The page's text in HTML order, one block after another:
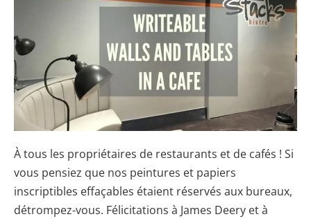
Café
À tous les propriétaires de restaurants et de cafés ! Si
vous pensiez que nos peintures et papiers
inscriptibles effaçables étaient réservés aux bureaux,
détrompez-vous. Félicitations à James Deery et à